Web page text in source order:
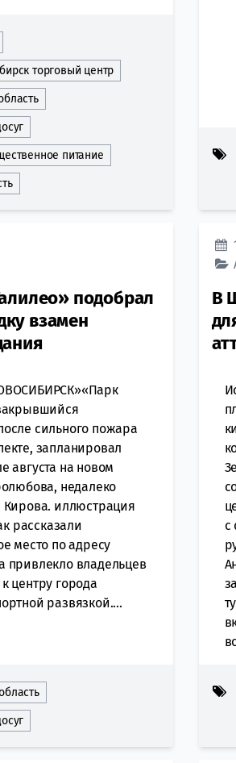
торговый центр
питание
подобрал
взамен
сильного пожара
запланировал
августа на новом
недалеко
Кирова. иллюстрация
рассказали
место по адресу
привлекло владельцев
центру города
развязкой....
В
с